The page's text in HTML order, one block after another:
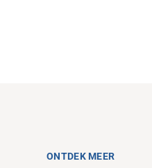
ONTDEK MEER